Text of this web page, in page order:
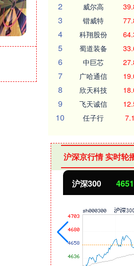
2 威尔高
3 锴威特
4 科翔股份
5 蜀道装备
6 中巨芯
7 广哈通信
8 欣天科技
9 飞天诚信
10 任子行
沪深京行情 实时轮
北证50